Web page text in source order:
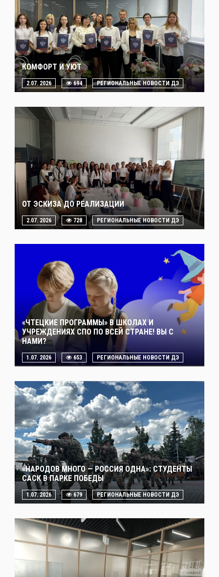
КОМФОРТ И УЮТ
2.07. 2026 694 РЕГИОНАЛЬНЫЕ НОВОСТИ ДЭ
ОТ ЭСКИЗА ДО РЕАЛИЗАЦИИ
2.07. 2026 728 РЕГИОНАЛЬНЫЕ НОВОСТИ ДЭ
«ЧТЕЦКИЕ ПРОГРАММЫ» В ШКОЛАХ И
УЧРЕЖДЕНИЯХ СПО ПО ВСЕЙ СТРАНЕ! ВЫ С
НАМИ?
1.07. 2026 653 РЕГИОНАЛЬНЫЕ НОВОСТИ ДЭ
«НАРОДОВ МНОГО — РОССИЯ ОДНА»: СТУДЕНТЫ
САСК В ПАРКЕ ПОБЕДЫ
1.07. 2026 679 РЕГИОНАЛЬНЫЕ НОВОСТИ ДЭ